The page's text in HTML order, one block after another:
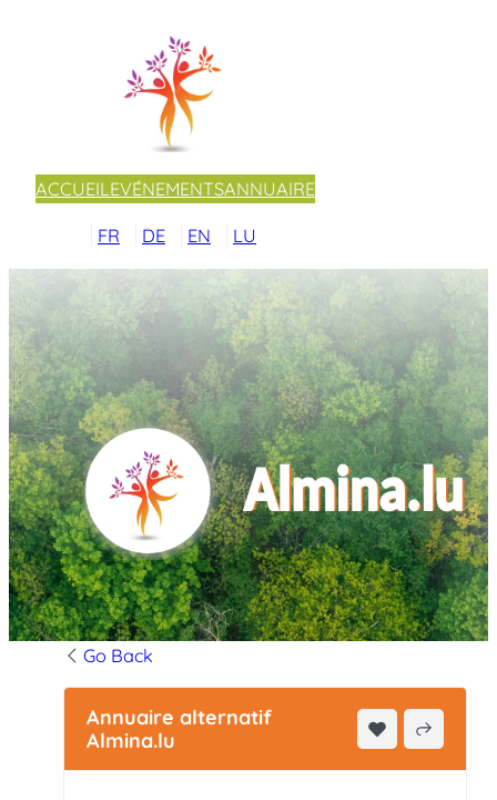
ACCUEILEVÉNEMENTSANNUAIRE
FR DE EN LU
Go Back
Annuaire alternatif
Almina.lu